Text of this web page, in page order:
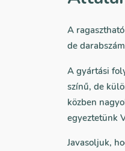
A
de
A gyártási
színű, de
közben
egyeztetünk
Javasoljuk,